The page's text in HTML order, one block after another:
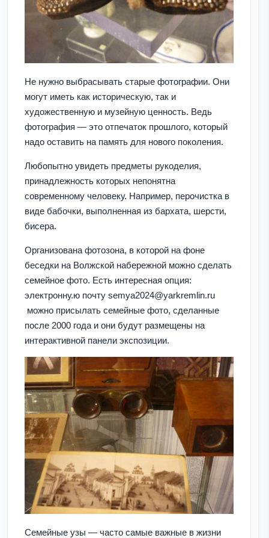
Не нужно выбрасывать старые фотографии. Они
могут иметь как историческую, так и
художественную и музейную ценность. Ведь
фотография — это отпечаток прошлого, который
надо оставить на память для нового поколения.
Любопытно увидеть предметы рукоделия,
принадлежность которых непонятна
современному человеку. Например, перочистка в
виде бабочки, выполненная из бархата, шерсти,
бисера.
Организована фотозона, в которой на фоне
беседки на Волжской набережной можно сделать
семейное фото. Есть интересная опция:
электронну.ю почту semya2024@yarkremlin.ru
можно присылать семейные фото, сделанные
после 2000 года и они будут размещены на
интерактивной панели экспозиции.
Семейные узы — часто самые важные в жизни